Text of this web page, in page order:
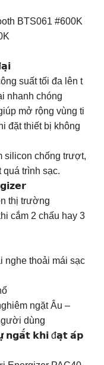
BTS061 #600K
suất tối đa lên t
nhanh chóng
mở rộng vùng ti
đặt thiết bị không
silicon chống trượt,
trình sạc.
thị trường
cắm 2 chấu hay 3
nghe thoải mái sạc
ngặt Âu –
dùng
𝗻𝗴𝗮̆́𝘁 𝗸𝗵𝗶 đ𝗮̣𝘁 𝗮́𝗽